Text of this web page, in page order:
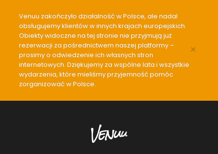
Venuu zakończyło działalność w Polsce, ale nadal
obsługujemy klientów w innych krajach europejskich.
Obiekty widoczne na tej stronie nie przyjmują już
rezerwacji za pośrednictwem naszej platformy –
prosimy o odwiedzenie ich własnych stron
internetowych. Dziękujemy za wspólne lata i wszystkie
wydarzenia, które mieliśmy przyjemność pomóc
zorganizować w Polsce.
×